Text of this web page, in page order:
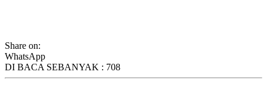
Share on:
WhatsApp
DI BACA SEBANYAK : 708